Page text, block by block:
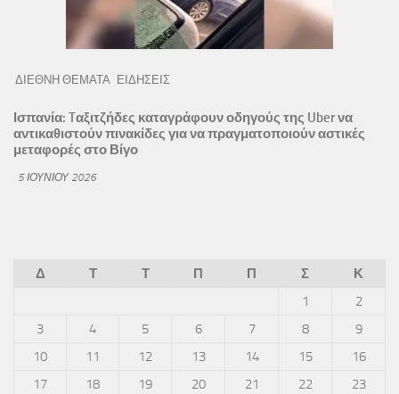
ΔΙΕΘΝΗ ΘΕΜΑΤΑ ΕΙΔΗΣΕΙΣ
Ισπανία: Tαξιτζήδες καταγράφουν οδηγούς της Uber να
αντικαθιστούν πινακίδες για να πραγματοποιούν αστικές
μεταφορές στο Βίγο
5 ΙΟΥΝΊΟΥ 2026
Δ Τ Τ Π Π Σ
Κ
1
2
3
4 5 6 7 8
9
10
11 12 13 14 15
16
17
18 19 20 21 22
23